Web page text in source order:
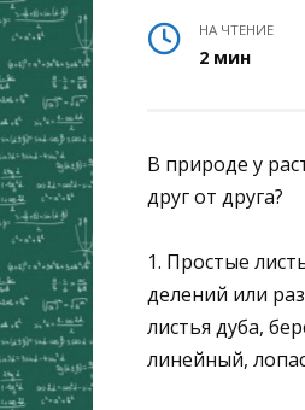
НА ЧТЕНИЕ
2 мин
В природе у
друг от друга?
1. Простые
делений или
листья дуба,
линейный,